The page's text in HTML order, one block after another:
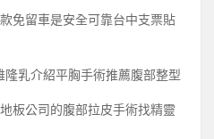
免留車是安全可靠台中支票貼
乳介紹平胸手術推薦腹部整型
板公司的腹部拉皮手術找精靈